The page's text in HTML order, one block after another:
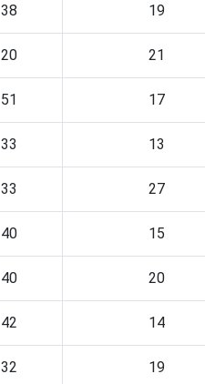
38 19
20 21
51 17
33 13
33 27
40 15
40 20
42 14
32 19